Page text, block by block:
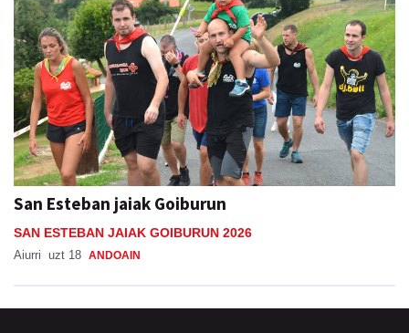
San Esteban jaiak Goiburun
SAN ESTEBAN JAIAK GOIBURUN 2026
Aiurri uzt 18 ANDOAIN